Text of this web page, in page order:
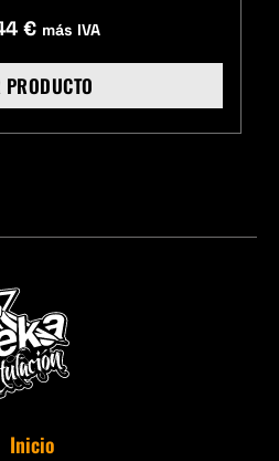
€ más IVA
PRODUCTO
Inicio